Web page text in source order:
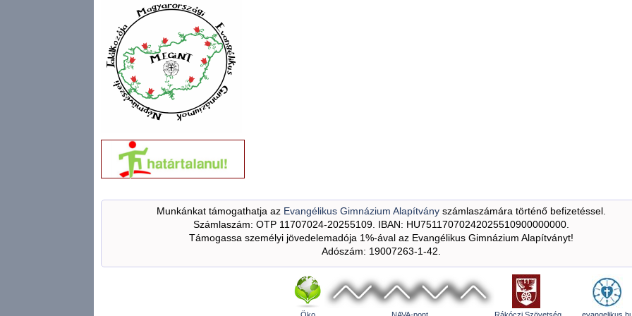
Munkánkat támogathatja az Evangélikus Gimnázium Alapítványszámlaszámára történő befizetéssel.
Számlaszám: OTP 11707024-20255109. IBAN: HU75117070242025510900000000.
Támogassa személyi jövedelemadója 1%-ával az Evangélikus Gimnázium Alapítványt!
Adószám: 19007263-1-42.